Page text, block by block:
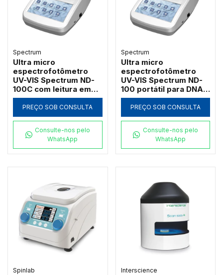
Spectrum
Ultra micro
espectrofotômetro
UV-VIS Spectrum ND-
100C com leitura em
cubeta e cinética
PREÇO SOB CONSULTA
Consulte-nos pelo
WhatsApp
Spectrum
Ultra micro
espectrofotômetro
UV-VIS Spectrum ND-
100 portátil para DNA,
RNA e proteínas
PREÇO SOB CONSULTA
Consulte-nos pelo
WhatsApp
Spinlab Interscience